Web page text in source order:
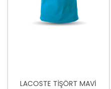
LACOSTE TİŞÖRT MAVİ